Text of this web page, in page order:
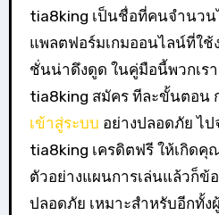
tia8king เป็นชื่อที่คนจำนวนไม่น้อยค้นหาเมื่อมองหา
แพลตฟอร์มเกมออนไลน์ที่ใช้
ชั่นน่าดึงดูด ในคู่มือนี้พวกเร
tia8king สมัคร ทีละขั้นตอน
เข้าสู่ระบบ อย่างปลอดภัย ไ
tia8king เครดิตฟรี ให้เกิดคุ
ตัวอย่างแผนการเล่นแล้วก็
ปลอดภัย เหมาะสำหรับอีกทั้ง